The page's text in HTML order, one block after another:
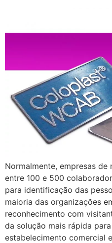
Normalmente, empresas
entre 100 e 500
para identificação das
maioria das organizações
reconhecimento com
da solução mais rápida
estabelecimento comercial